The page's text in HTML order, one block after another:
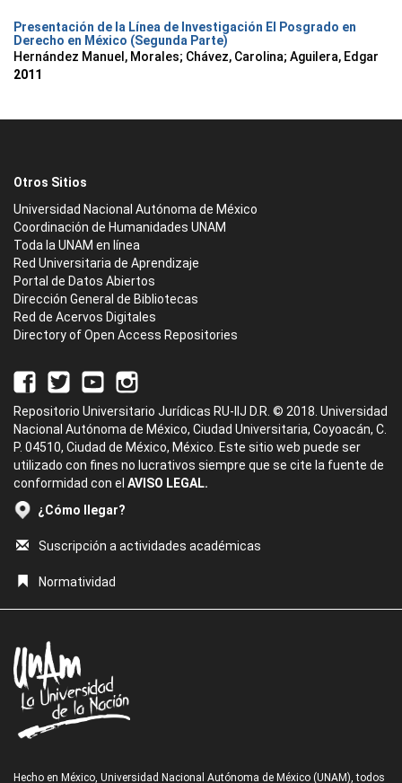
Presentación de la Línea de Investigación El Posgrado en
Derecho en México (Segunda Parte)
Hernández Manuel, Morales; Chávez, Carolina; Aguilera, Edgar
2011
Otros Sitios
Universidad Nacional Autónoma de México
Coordinación de Humanidades UNAM
Toda la UNAM en línea
Red Universitaria de Aprendizaje
Portal de Datos Abiertos
Dirección General de Bibliotecas
Red de Acervos Digitales
Directory of Open Access Repositories
Repositorio Universitario Jurídicas RU-IIJ D.R. © 2018. Universidad
Nacional Autónoma de México, Ciudad Universitaria, Coyoacán, C.
P. 04510, Ciudad de México, México. Este sitio web puede ser
utilizado con fines no lucrativos siempre que se cite la fuente de
conformidad con el AVISO LEGAL.
¿Cómo llegar?
Suscripción a actividades académicas
Normatividad
Hecho en México, Universidad Nacional Autónoma de México (UNAM), todos